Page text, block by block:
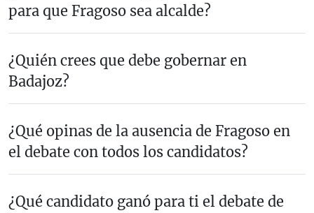
para que Fragoso sea alcalde?
¿Quién crees que debe gobernar en
Badajoz?
¿Qué opinas de la ausencia de Fragoso en
el debate con todos los candidatos?
¿Qué candidato ganó para ti el debate de